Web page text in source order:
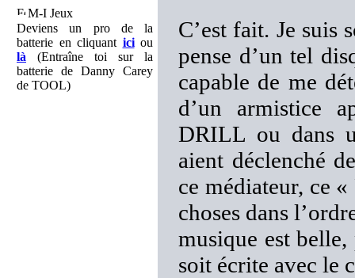
M-I Jeux
Deviens un pro de la
batterie en cliquant iciou
là (Entraîne toi sur la
batterie de Danny Carey
de TOOL)
C’est fait. Je suis
pense d’un tel
capable de me
d’un armistice
DRILL ou dans
aient déclenché
ce médiateur, ce
choses dans
musique est
soit écrite avec le